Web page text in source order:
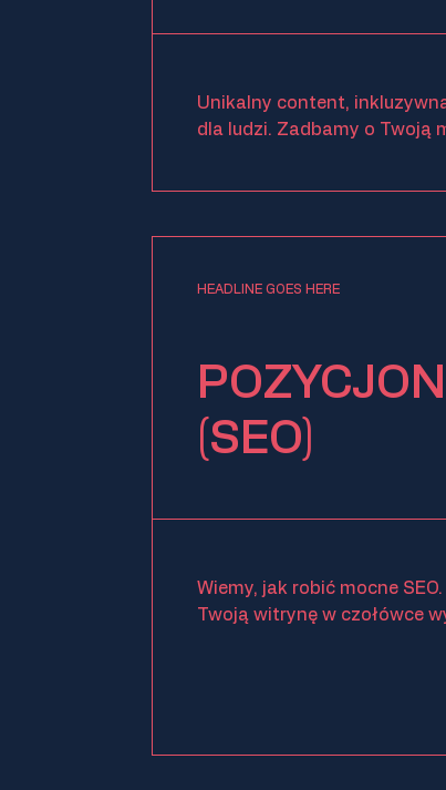
Unikalny content,
dla ludzi. Zadbamy o Twoją
HEADLINE GOES HERE
(SEO)
Wiemy, jak robić mocne
Twoją witrynę w czołówce